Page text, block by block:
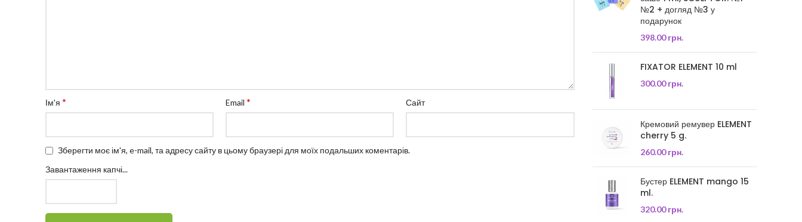
Ім'я * Email* Сайт
Зберегти моє ім'я, e-mail, та адресу сайту в цьому браузері для моїх подальших коментарів.
Завантаження капчі...
№2 + догляд №3 у
подарунок
398.00грн.
FIXATOR ELEMENT 10 ml
300.00грн.
Кремовий ремувер ELEMENT
cherry 5 g.
260.00грн.
Бустер ELEMENT mango 15
ml.
320.00грн.